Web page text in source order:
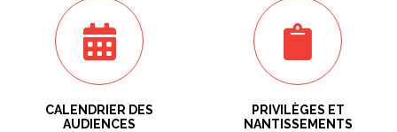
CALENDRIER DES
AUDIENCES
PRIVILÈGES ET
NANTISSEMENTS